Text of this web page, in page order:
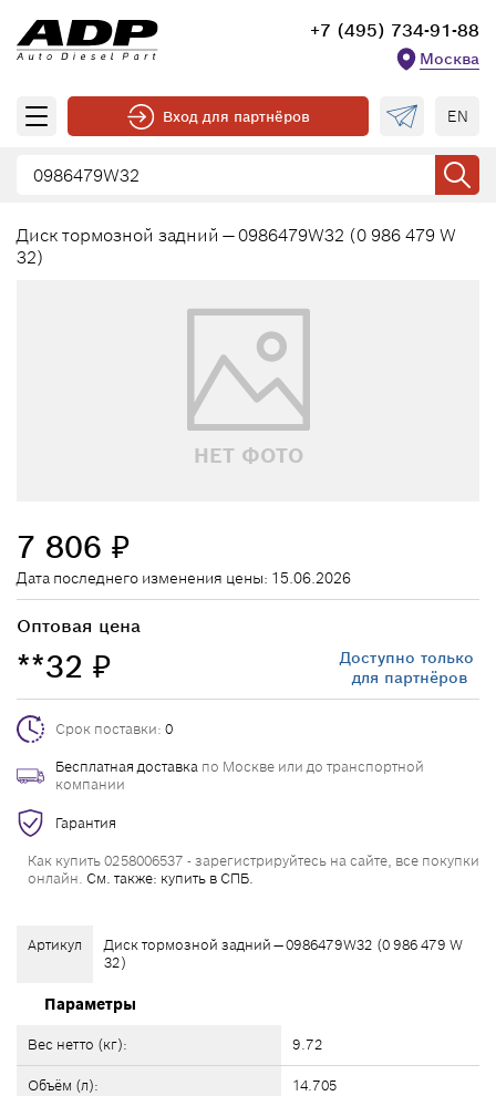
+7 (495) 734-91-88
Москва
Вход для партнёров EN
Диск тормозной задний — 0986479W32 (0 986 479 W
32)
НЕТ ФОТО
Артикул
Диск тормозной задний — 0986479W32 (0 986 479 W
32)
Параметры
Вес нетто (кг): 9.72
Объём (л): 14.705
7 806 ₽
Дата последнего изменения цены: 15.06.2026
Оптовая цена
**32 ₽
Доступно только
для партнёров
Срок поставки: 0
Бесплатная доставка по Москве или до транспортной
компании
Гарантия
Как купить 0258006537 - зарегистрируйтесь на сайте, все покупки
онлайн. См. также: купить в СПБ.